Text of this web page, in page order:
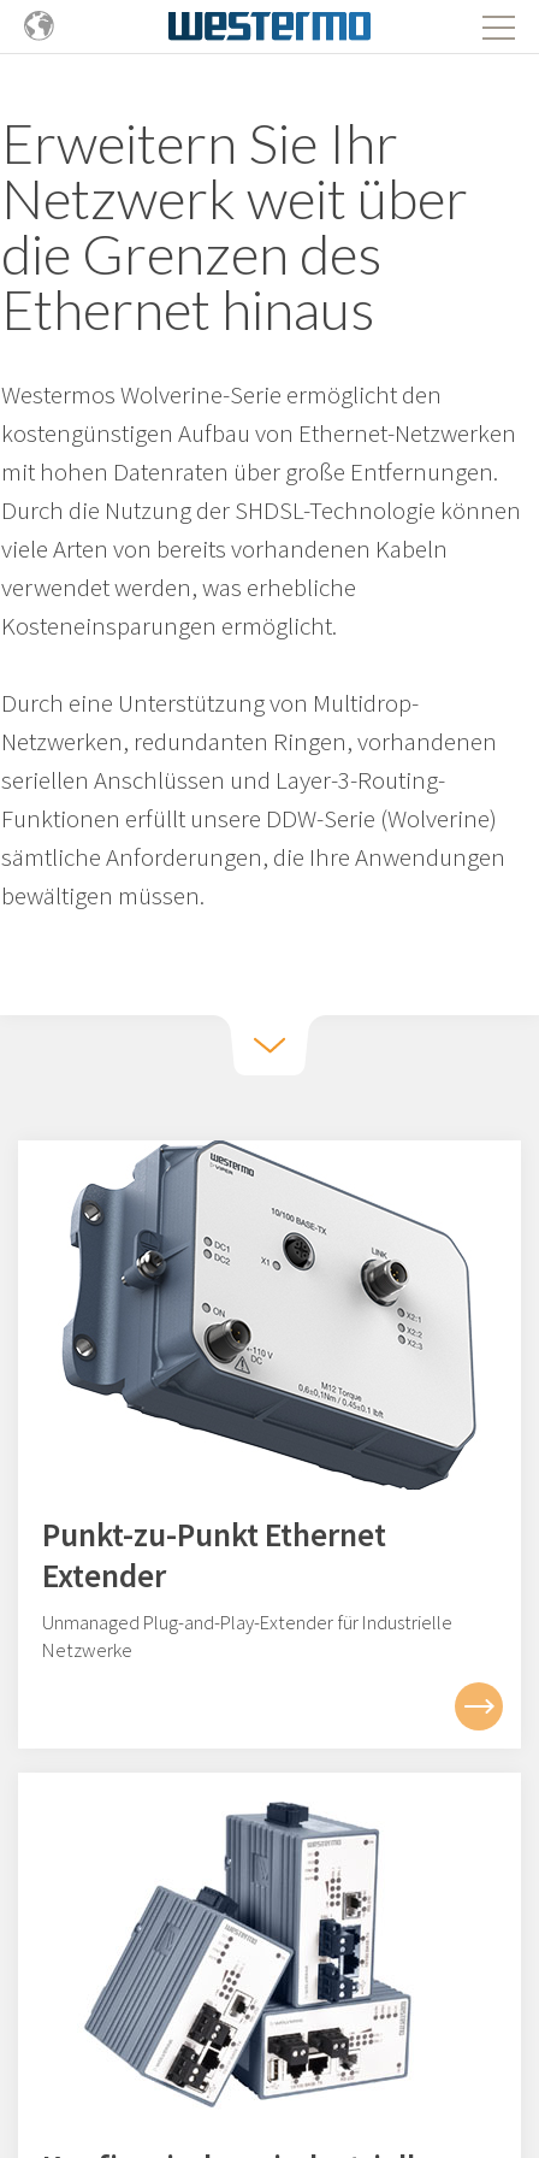
Erweitern Sie Ihr
Netzwerk weit über
die Grenzen des
Ethernet hinaus
Westermos Wolverine-Serie ermöglicht den
kostengünstigen Aufbau von Ethernet-Netzwerken
mit hohen Datenraten über große Entfernungen.
Durch die Nutzung der SHDSL-Technologie können
viele Arten von bereits vorhandenen Kabeln
verwendet werden, was erhebliche
Kosteneinsparungen ermöglicht.
Durch eine Unterstützung von Multidrop-
Netzwerken, redundanten Ringen, vorhandenen
seriellen Anschlüssen und Layer-3-Routing-
Funktionen erfüllt unsere DDW-Serie (Wolverine)
sämtliche Anforderungen, die Ihre Anwendungen
bewältigen müssen.
Punkt-zu-Punkt Ethernet
Extender
Unmanaged Plug-and-Play-Extender für Industrielle
Netzwerke